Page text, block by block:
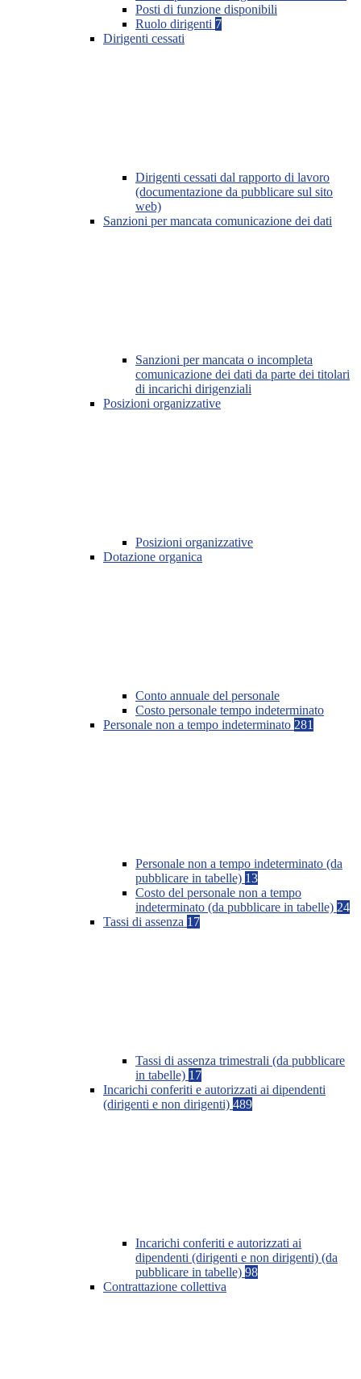
Posti di funzione disponibili
Ruolo dirigenti 7
Dirigenti cessati
Dirigenti cessati dal rapporto di lavoro
(documentazione da pubblicare sul sito
web)
Sanzioni per mancata comunicazione dei dati
Sanzioni per mancata o incompleta
comunicazione dei dati da parte dei titolari
di incarichi dirigenziali
Posizioni organizzative
Posizioni organizzative
Dotazione organica
Conto annuale del personale
Costo personale tempo indeterminato
Personale non a tempo indeterminato 281
Personale non a tempo indeterminato (da
pubblicare in tabelle) 13
Costo del personale non a tempo
indeterminato (da pubblicare in tabelle) 24
Tassi di assenza 17
Tassi di assenza trimestrali (da pubblicare
in tabelle) 17
Incarichi conferiti e autorizzati ai dipendenti
(dirigenti e non dirigenti) 489
Incarichi conferiti e autorizzati ai
dipendenti (dirigenti e non dirigenti) (da
pubblicare in tabelle) 98
Contrattazione collettiva